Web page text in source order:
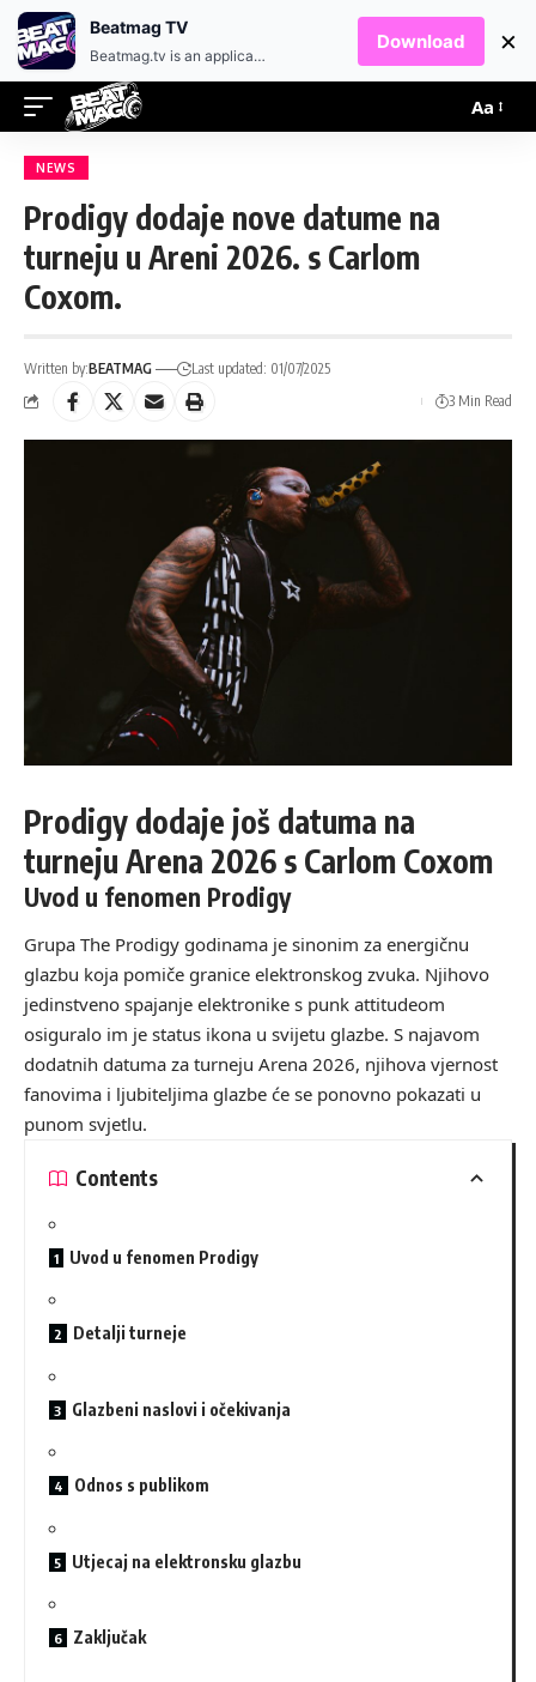
Aa
NEWS
Prodigy dodaje nove datume na
turneju u Areni 2026. s Carlom
Coxom.
Written by:BEATMAG
Last updated: 01/07/2025
3 Min Read
Prodigy dodaje još datuma na
turneju Arena 2026 s Carlom Coxom
Uvod u fenomen Prodigy
Grupa The Prodigy godinama je sinonim za energičnu
glazbu koja pomiče granice elektronskog zvuka. Njihovo
jedinstveno spajanje elektronike s punk attitudeom
osiguralo im je status ikona u svijetu glazbe. S najavom
dodatnih datuma za turneju Arena 2026, njihova vjernost
fanovima i ljubiteljima glazbe će se ponovno pokazati u
punom svjetlu.
Contents
Uvod u fenomen Prodigy
Detalji turneje
Glazbeni naslovi i očekivanja
Odnos s publikom
Utjecaj na elektronsku glazbu
Zaključak
Beatmag TV
Beatmag.tv is an application designed for fans of electronic music.
Download ×